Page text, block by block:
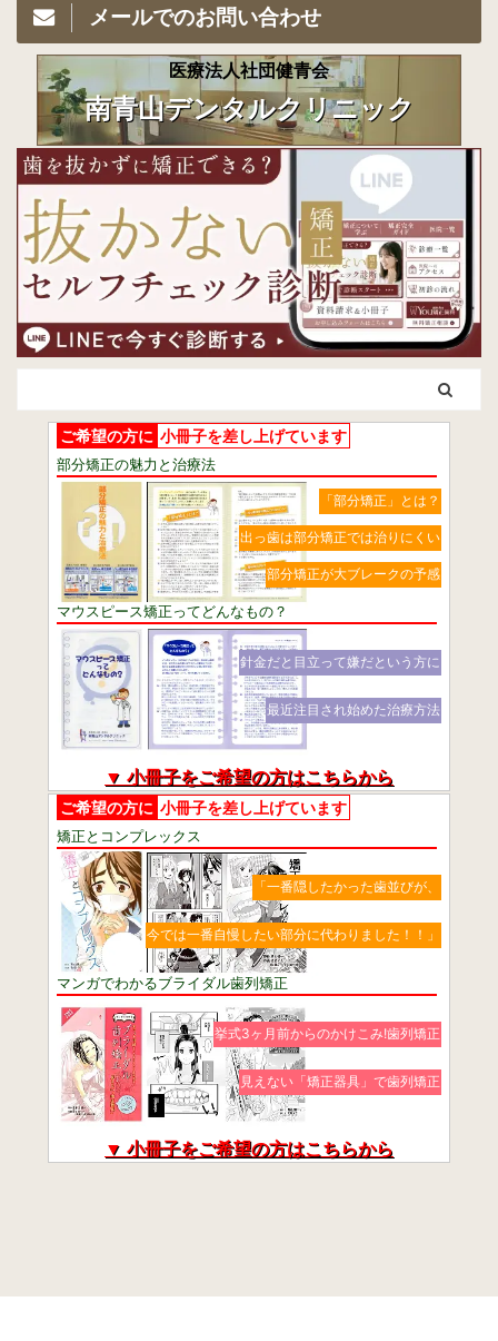
メールでのお問い合わせ
医療法人社団健青会
南青山デンタルクリニック
ご希望の方に 小冊子を差し上げています
部分矯正の魅力と治療法
「部分矯正」とは？
出っ歯は部分矯正では治りにくい
部分矯正が大ブレークの予感
マウスピース矯正ってどんなもの？
針金だと目立って嫌だという方に
最近注目され始めた治療方法
▼ 小冊子をご希望の方はこちらから
ご希望の方に 小冊子を差し上げています
矯正とコンプレックス
「一番隠したかった歯並びが、
今では一番自慢したい部分に代わりました！！」
マンガでわかるブライダル歯列矯正
挙式3ヶ月前からのかけこみ!歯列矯正
見えない「矯正器具」で歯列矯正
▼ 小冊子をご希望の方はこちらから